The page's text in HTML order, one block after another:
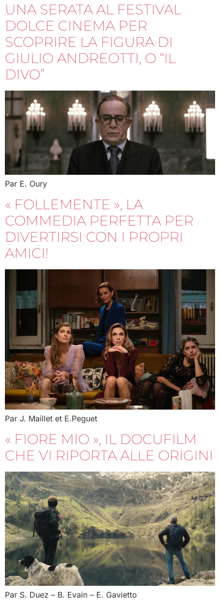
UNA SERATA AL FESTIVAL
DOLCE CINEMA PER
SCOPRIRE LA FIGURA DI
GIULIO ANDREOTTI, O “IL
DIVO”
Par E. Oury
« FOLLEMENTE », LA
COMMEDIA PERFETTA PER
DIVERTIRSI CON I PROPRI
AMICI!
Par J. Maillet et E.Peguet
« FIORE MIO », IL DOCUFILM
CHE VI RIPORTA ALLE ORIGINI
Par S. Duez – B. Evain – E. Gavietto